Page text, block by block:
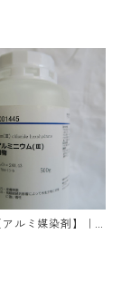
ルミ媒染剤】｜5
｜塩化アルミニ